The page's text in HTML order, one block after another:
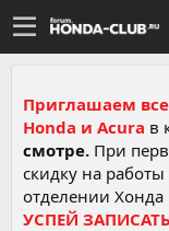
Приглашаем
Honda и Acura в
смотре. При
скидку на работы
отделении Хонда
УСПЕЙ